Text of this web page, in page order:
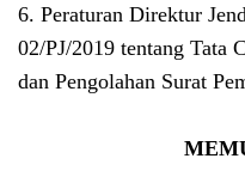
6. Peraturan Direktur
02/PJ/2019 tentang Tata
dan Pengolahan Surat